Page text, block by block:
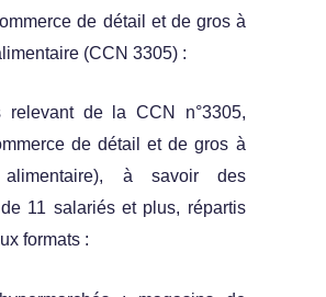
de détail et de gros à
(CCN 3305) :
relevant de la CCN n°3305,
de détail et de gros à
alimentaire), à savoir des
11 salariés et plus, répartis
formats :